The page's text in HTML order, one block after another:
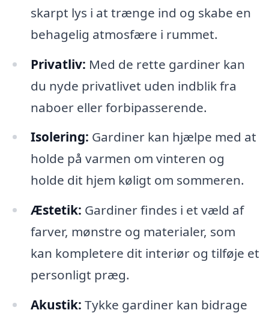
skarpt lys i at trænge ind og skabe en
behagelig atmosfære i rummet.
Privatliv: Med de rette gardiner kan
du nyde privatlivet uden indblik fra
naboer eller forbipasserende.
Isolering: Gardiner kan hjælpe med at
holde på varmen om vinteren og
holde dit hjem køligt om sommeren.
Æstetik: Gardiner findes i et væld af
farver, mønstre og materialer, som
kan kompletere dit interiør og tilføje et
personligt præg.
Akustik: Tykke gardiner kan bidrage